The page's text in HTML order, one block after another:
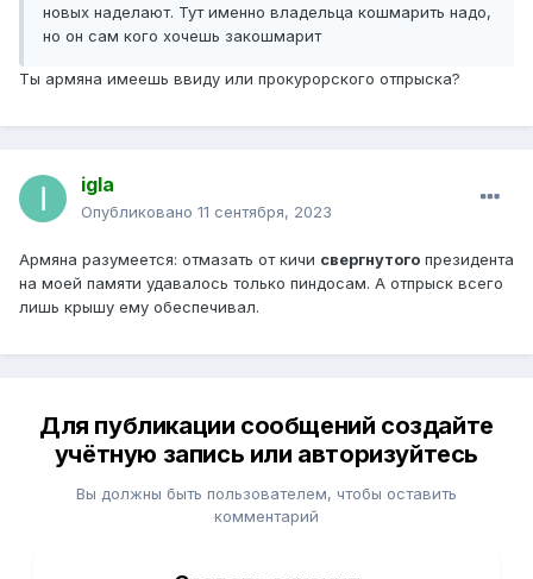
новых наделают. Тут именно владельца кошмарить надо,
но он сам кого хочешь закошмарит
Ты армяна имеешь ввиду или прокурорского отпрыска?
igla
Опубликовано 11 сентября, 2023
Армяна разумеется: отмазать от кичи свергнутого президента
на моей памяти удавалось только пиндосам. А отпрыск всего
лишь крышу ему обеспечивал.
Для публикации сообщений создайте
учётную запись или авторизуйтесь
Вы должны быть пользователем, чтобы оставить
комментарий